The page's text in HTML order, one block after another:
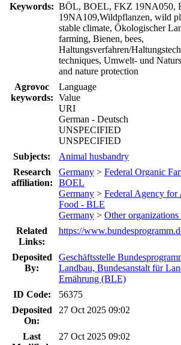
Keywords: BÖL, BOEL, FKZ 19NA050,
19NA109,Wildpflanzen, wild
stable climate, Ökologischer
farming, Bienen, bees,
Haltungsverfahren/
techniques, Umwelt- und
and nature protection
Agrovoc
keywords:
Language
Value
URI
German - Deutsch
UNSPECIFIED
UNSPECIFIED
Subjects:
Animal husbandry
Research
affiliation:
Germany > Federal Organic
BOEL
Germany > Federal Agency for
Food - BLE
Germany > Other
Related
Links:
https://
Deposited
By:
Geschäftsstelle
Landbau, Bundesanstalt für
Ernährung (BLE)
ID Code:
56375
Deposited
On:
27 Oct 2025 09:02
Last
27 Oct 2025 09:02